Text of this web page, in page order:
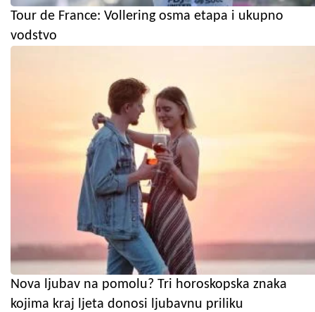
Tour de France: Vollering osma etapa i ukupno
vodstvo
Nova ljubav na pomolu? Tri horoskopska znaka
kojima kraj ljeta donosi ljubavnu priliku